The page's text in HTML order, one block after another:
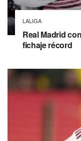
LALIGA
Real Madrid
fichaje récord